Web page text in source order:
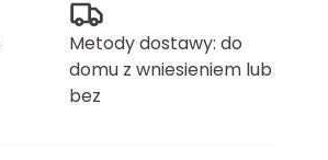
Metody dostawy: do
domu z wniesieniem lub
bez